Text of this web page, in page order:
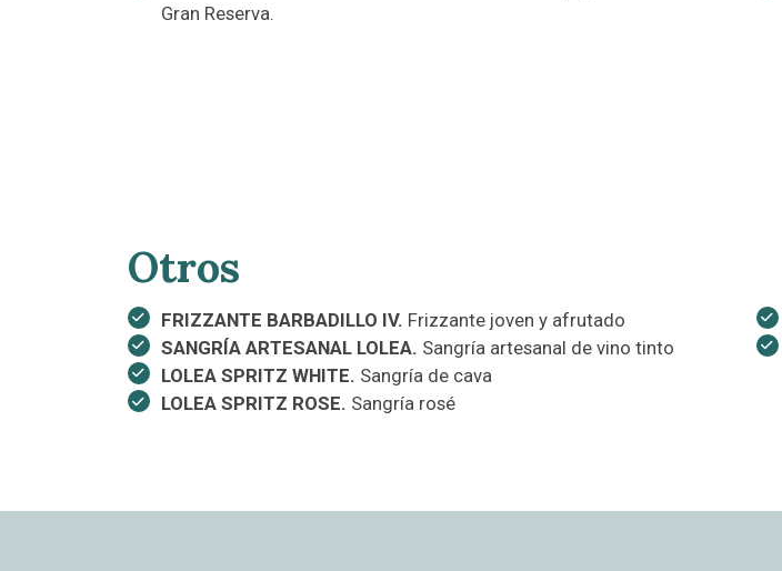
Gran Reserva.
Otros
FRIZZANTE BARBADILLO IV. Frizzante joven y afrutado
SANGRÍA ARTESANAL LOLEA. Sangría artesanal de vino tinto
LOLEA SPRITZ WHITE. Sangría de cava
LOLEA SPRITZ ROSE. Sangría rosé